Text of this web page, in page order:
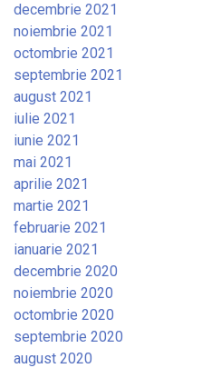
decembrie 2021
noiembrie 2021
octombrie 2021
septembrie 2021
august 2021
iulie 2021
iunie 2021
mai 2021
aprilie 2021
martie 2021
februarie 2021
ianuarie 2021
decembrie 2020
noiembrie 2020
octombrie 2020
septembrie 2020
august 2020